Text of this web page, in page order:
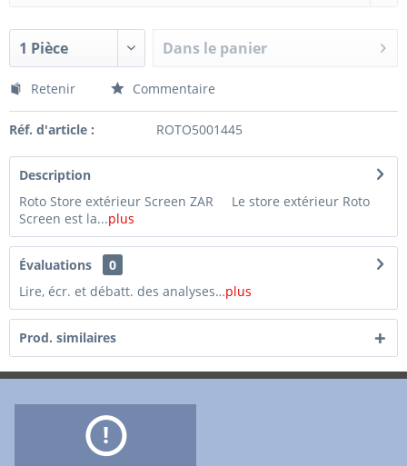
Dans le panier
Retenir Commentaire
Réf. d'article : ROTO5001445
Description
Roto Store extérieur Screen ZAR Le store extérieur Roto
Screen est la...plus
Évaluations
0
Lire, écr. et débatt. des analyses…plus
Prod. similaires